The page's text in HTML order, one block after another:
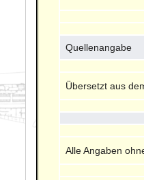
Quellenangabe
Übersetzt aus
Alle Angaben